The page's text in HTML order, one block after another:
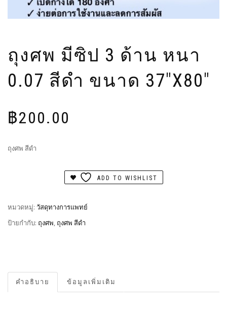
ถุงศพ มีซิป 3 ด้าน หนา
0.07 สีดำ ขนาด 37″X80″
฿200.00
ถุงศพ สีดำ
ADD TO WISHLIST
หมวดหมู่: วัสดุทางการแพทย์
ป้ายกำกับ: ถุงศพ, ถุงศพ สีดำ
คำอธิบาย ข้อมูลเพิ่มเติม